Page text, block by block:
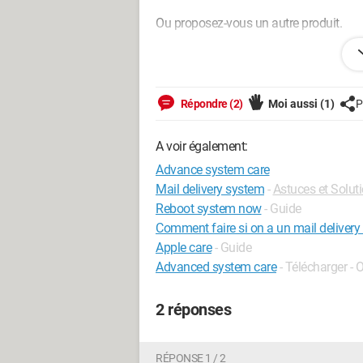
Ou proposez-vous un autre produit.
Toutefois je suis prudent. J'ai déjà
remboursement à été effectué.
F
Répondre (2) Moi aussi (1)
A voir également:
Advance system care
Mail delivery system -Astuces et
Reboot system now- Guide
Comment faire si on a un mail
Apple care - Guide
Advanced system care - Télécharger -
2 réponses
RÉPONSE 1 / 2